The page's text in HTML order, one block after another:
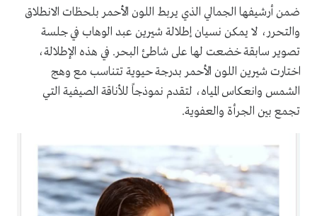
ضمن أرشيفها الجمالي الذي يربط اللون الأحمر بلحظات الانطلاق
والتحرر، لا يمكن نسيان إطلالة شيرين عبد الوهاب في جلسة
تصوير سابقة خضعت لها على شاطئ البحر. في هذه الإطلالة،
اختارت شيرين اللون الأحمر بدرجة حيوية تتناسب مع وهج
الشمس وانعكاس المياه، لتقدم نموذجاً للأناقة الصيفية التي
تجمع بين الجرأة والعفوية.